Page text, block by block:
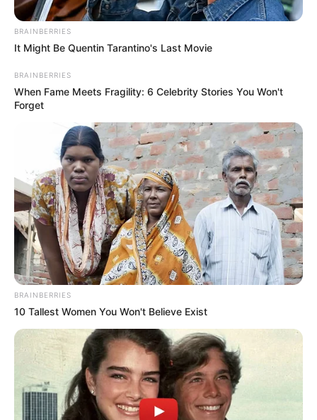
BRAINBERRIES
It Might Be Quentin Tarantino's Last Movie
BRAINBERRIES
When Fame Meets Fragility: 6 Celebrity Stories You Won't
Forget
BRAINBERRIES
10 Tallest Women You Won't Believe Exist